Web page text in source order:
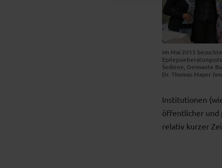
Im Mai 2015
Šedienė, Deimante
Dr. Thomas Mayer
Institutionen
öffentlicher und
relativ kurzer